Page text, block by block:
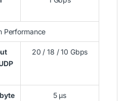
Performance
20 / 18 / 10 Gbps
5 μs